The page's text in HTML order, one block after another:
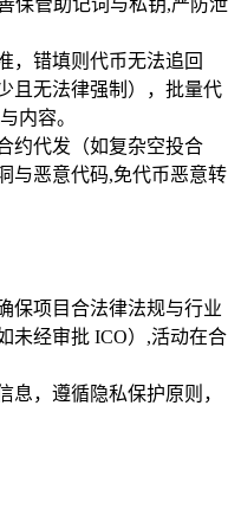
保管助记词与私钥,严防泄
，错填则代币无法追回
且无法律强制），批量代
内容。
约代发（如复杂空投合
与恶意代码,免代币恶意转
保项目合法律法规与行业
未经审批 ICO）,活动在合
息，遵循隐私保护原则，